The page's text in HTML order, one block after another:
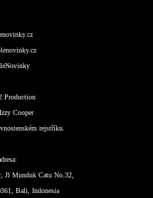
Production
Izzy Cooper
rejstříku.
Jl Munduk Catu No.32,
Bali, Indonesia